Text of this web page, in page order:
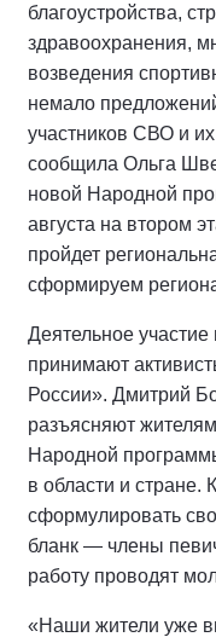
благоустройства,
здравоохранения,
возведения
немало
участников СВО и
сообщила Ольга
новой Народной
августа на втором
пройдет
сформируем
Деятельное
принимают
России». Дмитрий
разъясняют
Народной
в области и
сформулировать
бланк — члены
работу проводят
«Наши жители уже